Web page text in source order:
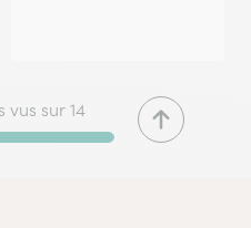
vus sur 14